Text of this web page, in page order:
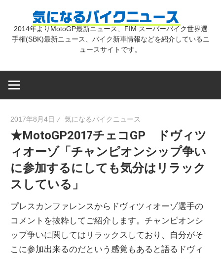
気
バ
イ
ク
ニ
2014年よりMotoGP最新ニュース、FIM スーパーバイク世界選
手権(SBK)最新ニュース、バイク新車情報などを紹介しているニ
ュースサイトです。
2017年8月4日 気になるバイクニュース
★MotoGP2017チェコGP ドヴィツ
ィオーゾ「チャンピオンシップ争い
に参加するにしても気分はリラック
スしている」
プレスカンファレンスからドヴィツィオーゾ選手の
コメントを抜粋してご紹介します。チャンピオンシ
ップ争いに関してはリラックスしており、自分がそ
こに参加出来るのだという感覚もあると語るドヴィ